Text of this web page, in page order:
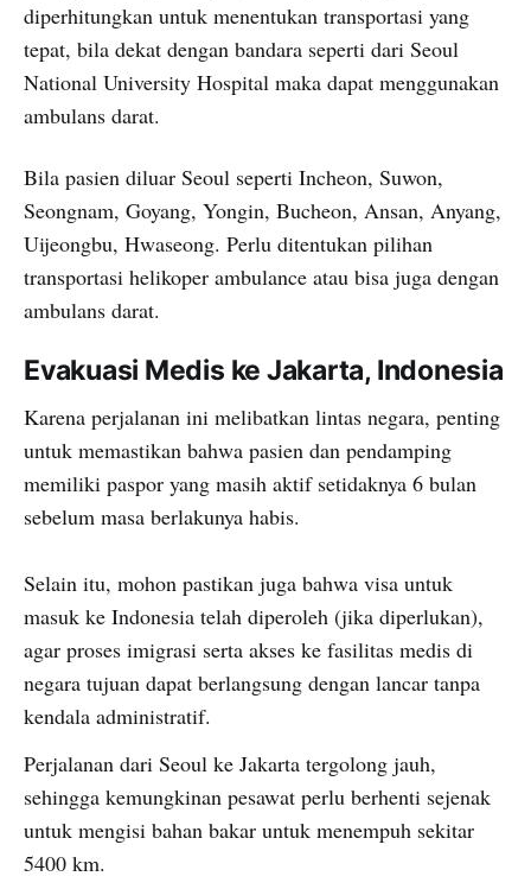
diperhitungkan untuk menentukan transportasi yang
tepat, bila dekat dengan bandara seperti dari Seoul
National University Hospital maka dapat menggunakan
ambulans darat.
Bila pasien diluar Seoul seperti Incheon, Suwon,
Seongnam, Goyang, Yongin, Bucheon, Ansan, Anyang,
Uijeongbu, Hwaseong. Perlu ditentukan pilihan
transportasi helikoper ambulance atau bisa juga dengan
ambulans darat.
Evakuasi Medis ke Jakarta, Indonesia
Karena perjalanan ini melibatkan lintas negara, penting
untuk memastikan bahwa pasien dan pendamping
memiliki paspor yang masih aktif setidaknya 6 bulan
sebelum masa berlakunya habis.
Selain itu, mohon pastikan juga bahwa visa untuk
masuk ke Indonesia telah diperoleh (jika diperlukan),
agar proses imigrasi serta akses ke fasilitas medis di
negara tujuan dapat berlangsung dengan lancar tanpa
kendala administratif.
Perjalanan dari Seoul ke Jakarta tergolong jauh,
sehingga kemungkinan pesawat perlu berhenti sejenak
untuk mengisi bahan bakar untuk menempuh sekitar
5400 km.